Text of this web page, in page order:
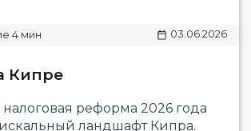
03.06.2026
Кипре
реформа 2026 года
ландшафт Кипра.